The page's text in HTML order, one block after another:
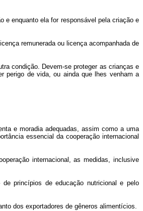
e enquanto ela for responsável pela criação e
remunerada ou licença acompanhada de
condição. Devem-se proteger as crianças e
perigo de vida, ou ainda que lhes venham a
e moradia adequadas, assim como a uma
essencial da cooperação internacional
internacional, as medidas, inclusive
princípios de educação nutricional e pelo
dos exportadores de gêneros alimentícios.